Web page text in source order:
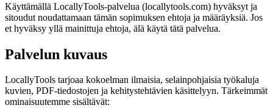
Käyttämällä LocallyTools-palvelua (locallytools.com) hyväksyt ja
sitoudut noudattamaan tämän sopimuksen ehtoja ja määräyksiä. Jos
et hyväksy yllä mainittuja ehtoja, älä käytä tätä palvelua.
Palvelun kuvaus
LocallyTools tarjoaa kokoelman ilmaisia, selainpohjaisia työkaluja
kuvien, PDF-tiedostojen ja kehitystehtävien käsittelyyn. Tärkeimmät
ominaisuutemme sisältävät: